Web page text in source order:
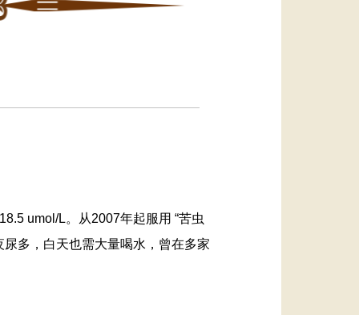
umol/L。从2007年起服用 “苦虫
多，白天也需大量喝水，曾在多家